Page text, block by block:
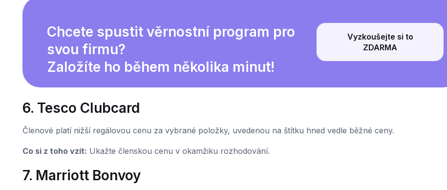
Chcete spustit věrnostní program pro
svou firmu?
Založíte ho během několika minut!
Vyzkoušejte si to
ZDARMA
6. Tesco Clubcard
Členové platí nižší regálovou cenu za vybrané položky, uvedenou na štítku hned vedle běžné ceny.
Co si z toho vzít: Ukažte členskou cenu v okamžiku rozhodování.
7. Marriott Bonvoy